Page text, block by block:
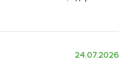
24.07.2026